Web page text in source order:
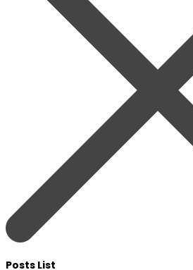
Posts List